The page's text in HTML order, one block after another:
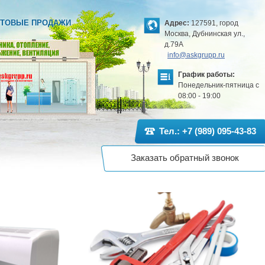
ПРОДАЖИ Адрес:127591, город
Москва, Дубнинская ул.,
д.79А
info@askgrupp.ru
График работы:
Понедельник-пятница с
08:00 - 19:00
Тел.: +7 (989) 095-43-83
Заказать обратный звонок